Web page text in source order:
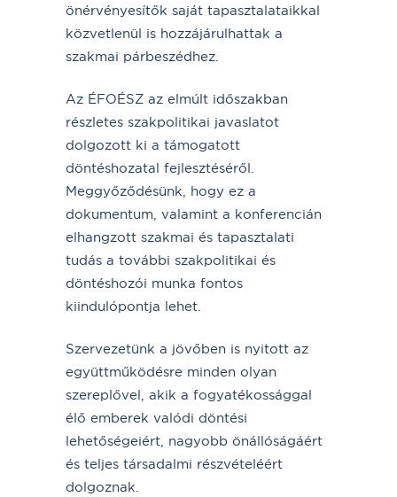
önérvényesítők saját tapasztalataikkal
közvetlenül is hozzájárulhattak a
szakmai párbeszédhez.
Az ÉFOÉSZ az elmúlt időszakban
részletes szakpolitikai javaslatot
dolgozott ki a támogatott
döntéshozatal fejlesztéséről.
Meggyőződésünk, hogy ez a
dokumentum, valamint a konferencián
elhangzott szakmai és tapasztalati
tudás a további szakpolitikai és
döntéshozói munka fontos
kiindulópontja lehet.
Szervezetünk a jövőben is nyitott az
együttműködésre minden olyan
szereplővel, akik a fogyatékossággal
élő emberek valódi döntési
lehetőségeiért, nagyobb önállóságáért
és teljes társadalmi részvételéért
dolgoznak.